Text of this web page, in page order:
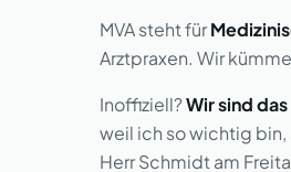
MVA steht für
Arztpraxen. Wir
Inoffiziell?Wir sind
weil ich so wichtig bin,
Herr Schmidt am